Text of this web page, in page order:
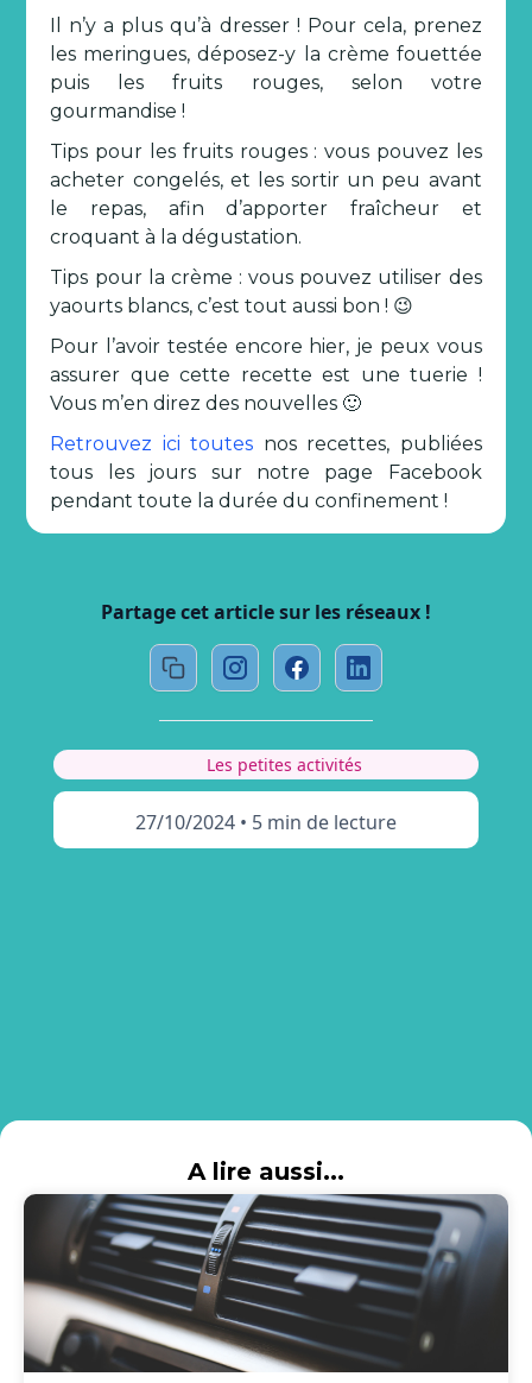
Il n’y a plus qu’à dresser ! Pour cela, prenez
les meringues, déposez-y la crème fouettée
puis les fruits rouges, selon votre
gourmandise !
Tips pour les fruits rouges : vous pouvez les
acheter congelés, et les sortir un peu avant
le repas, afin d’apporter fraîcheur et
croquant à la dégustation.
Tips pour la crème : vous pouvez utiliser des
yaourts blancs, c’est tout aussi bon ! 😉
Pour l’avoir testée encore hier, je peux vous
assurer que cette recette est une tuerie !
Vous m’en direz des nouvelles 🙂
Retrouvez ici toutes nos recettes, publiées
tous les jours sur notre page Facebook
pendant toute la durée du confinement !
Partage cet article sur les réseaux !
Les petites activités
27/10/2024 • 5 min de lecture
A lire aussi...